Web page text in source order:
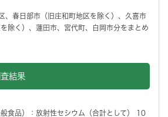
、春日部市（旧庄和町地区を除く）、久喜市
除く）、蓮田市、宮代町、白岡市分をまとめ
結果
食品）：放射性セシウム（合計として） 10